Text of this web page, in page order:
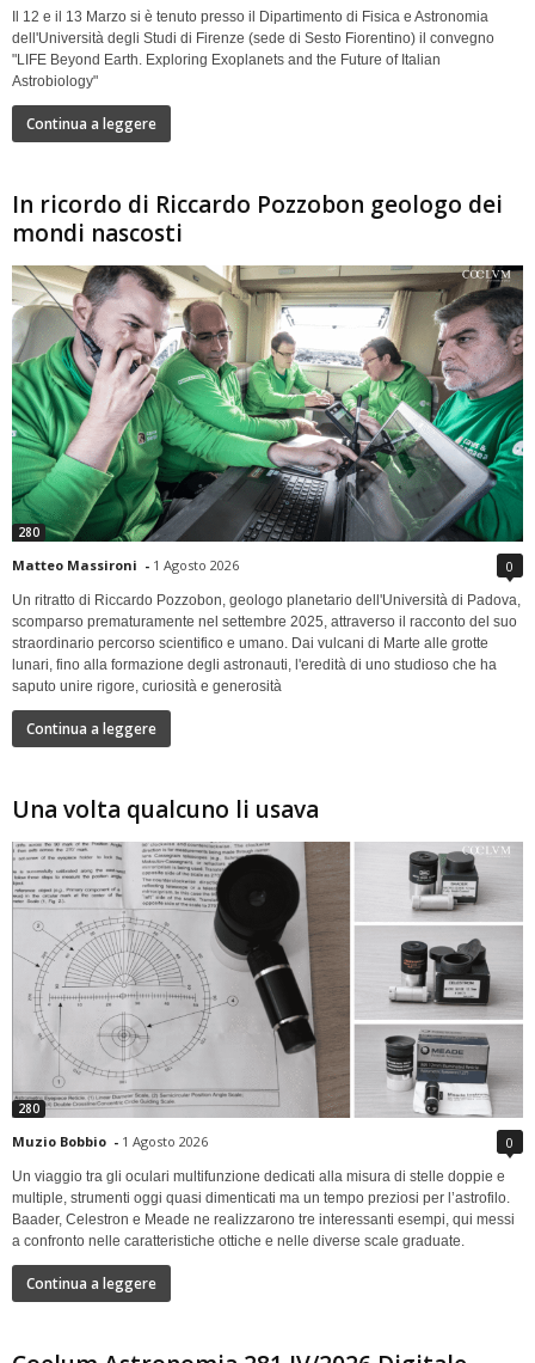
Il 12 e il 13 Marzo si è tenuto presso il Dipartimento di Fisica e Astronomia
dell'Università degli Studi di Firenze (sede di Sesto Fiorentino) il convegno
"LIFE Beyond Earth. Exploring Exoplanets and the Future of Italian
Astrobiology"
Continua a leggere
In ricordo di Riccardo Pozzobon geologo dei
mondi nascosti
280
Matteo Massironi - 1 Agosto 2026 0
Un ritratto di Riccardo Pozzobon, geologo planetario dell'Università di Padova,
scomparso prematuramente nel settembre 2025, attraverso il racconto del suo
straordinario percorso scientifico e umano. Dai vulcani di Marte alle grotte
lunari, fino alla formazione degli astronauti, l'eredità di uno studioso che ha
saputo unire rigore, curiosità e generosità
Continua a leggere
Una volta qualcuno li usava
280
Muzio Bobbio - 1 Agosto 2026 0
Un viaggio tra gli oculari multifunzione dedicati alla misura di stelle doppie e
multiple, strumenti oggi quasi dimenticati ma un tempo preziosi per l’astrofilo.
Baader, Celestron e Meade ne realizzarono tre interessanti esempi, qui messi
a confronto nelle caratteristiche ottiche e nelle diverse scale graduate.
Continua a leggere